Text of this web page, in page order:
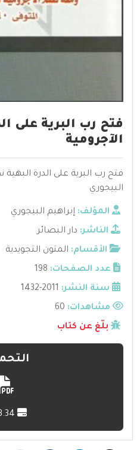
فتح رب البرية على
الآجرومية
فتح رب البرية على الدرة البهية
البيجوري
المؤلف: إبراهيم البيجوري
الناشر: دار البصائر
الأقسام: المتون التجويدية
عدد الصفحات: 198
سنة النشر: 2011-1432
مشاهدات:
بلّغ عن كتاب